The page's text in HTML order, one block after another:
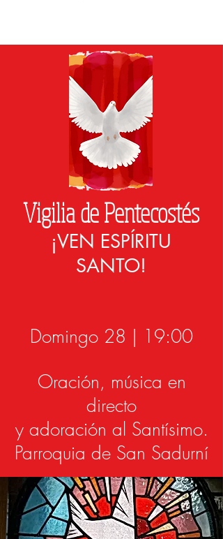
Vigilia de Pentecostés
¡VEN ESPÍRITU
SANTO!
Domingo 28 | 19:00
Oración, música en
directo
y adoración al Santísimo.
Parroquia de San Sadurní